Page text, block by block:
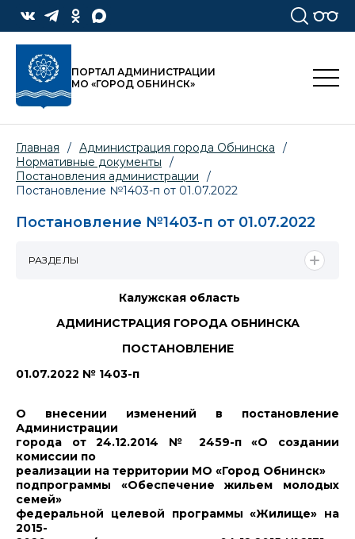
ПОРТАЛ АДМИНИСТРАЦИИ
МО «ГОРОД ОБНИНСК»
Главная / Администрация города Обнинска
/
Нормативные документы
/
Постановления администрации
/
Постановление №1403-п от 01.07.2022
Постановление №1403-п от 01.07.2022
Калужская область
АДМИНИСТРАЦИЯ ГОРОДА ОБНИНСКА
ПОСТАНОВЛЕНИЕ
01.07.2022 № 1403-п
О внесении изменений в постановление
Администрации
города от 24.12.2014 № 2459-п «О создании
комиссии по
реализации на территории МО «Город Обнинск»
подпрограммы «Обеспечение жильем молодых
семей»
федеральной целевой программы «Жилище» на
2015-
РАЗДЕЛЫ